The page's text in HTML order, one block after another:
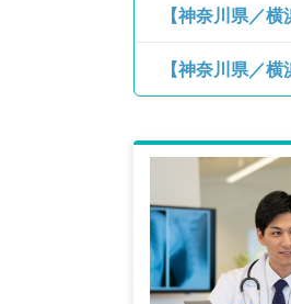
【神奈川県／
【神奈川県／